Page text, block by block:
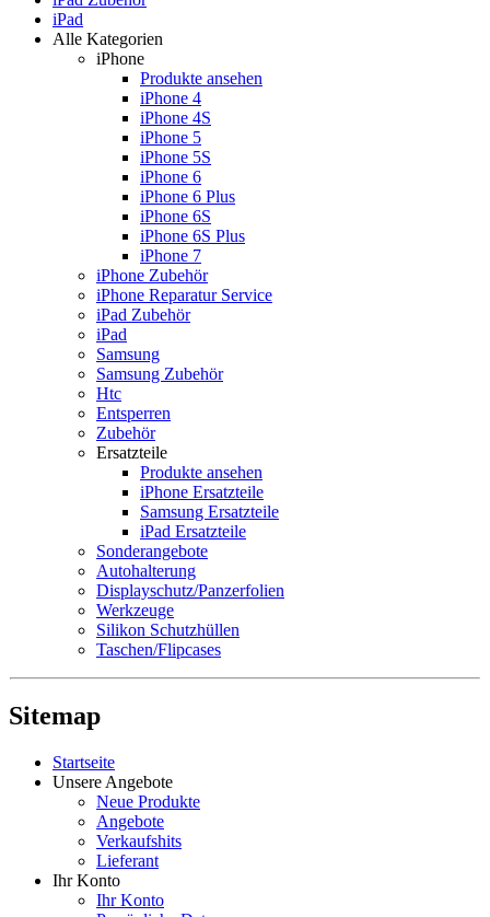
iPad
Alle Kategorien
iPhone
Produkte ansehen
iPhone 4
iPhone 4S
iPhone 5
iPhone 5S
iPhone 6
iPhone 6 Plus
iPhone 6S
iPhone 6S Plus
iPhone 7
iPhone Zubehör
iPhone Reparatur Service
iPad Zubehör
iPad
Samsung
Samsung Zubehör
Htc
Entsperren
Zubehör
Ersatzteile
Produkte ansehen
iPhone Ersatzteile
Samsung Ersatzteile
iPad Ersatzteile
Sonderangebote
Autohalterung
Displayschutz/Panzerfolien
Werkzeuge
Silikon Schutzhüllen
Taschen/Flipcases
Sitemap
Startseite
Unsere Angebote
Neue Produkte
Angebote
Verkaufshits
Lieferant
Ihr Konto
Ihr Konto